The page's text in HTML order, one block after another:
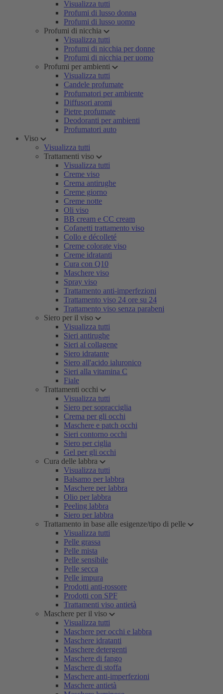
Visualizza tutti
Profumi di lusso donna
Profumi di lusso uomo
Profumi di nicchia
Visualizza tutti
Profumi di nicchia per donne
Profumi di nicchia per uomo
Profumi per ambienti
Visualizza tutti
Candele profumate
Profumatori per ambiente
Diffusori aromi
Pietre profumate
Deodoranti per ambienti
Profumatori auto
Viso
Visualizza tutti
Trattamenti viso
Visualizza tutti
Creme viso
Crema antirughe
Creme giorno
Creme notte
Oli viso
BB cream e CC cream
Cofanetti trattamento viso
Collo e décolleté
Creme colorate viso
Creme idratanti
Cura con Q10
Maschere viso
Spray viso
Trattamento anti-imperfezioni
Trattamento viso 24 ore su 24
Trattamento viso senza parabeni
Siero per il viso
Visualizza tutti
Sieri antirughe
Sieri al collagene
Siero idratante
Siero all'acido ialuronico
Sieri alla vitamina C
Fiale
Trattamenti occhi
Visualizza tutti
Siero per sopracciglia
Crema per gli occhi
Maschere e patch occhi
Sieri contorno occhi
Siero per ciglia
Gel per gli occhi
Cura delle labbra
Visualizza tutti
Balsamo per labbra
Maschere per labbra
Olio per labbra
Peeling labbra
Siero per labbra
Trattamento in base alle esigenze/tipo di pelle
Visualizza tutti
Pelle grassa
Pelle mista
Pelle sensibile
Pelle secca
Pelle impura
Prodotti anti-rossore
Prodotti con SPF
Trattamenti viso antietà
Maschere per il viso
Visualizza tutti
Maschere per occhi e labbra
Maschere idratanti
Maschere detergenti
Maschere di fango
Maschere di stoffa
Maschere anti-imperfezioni
Maschere antietà